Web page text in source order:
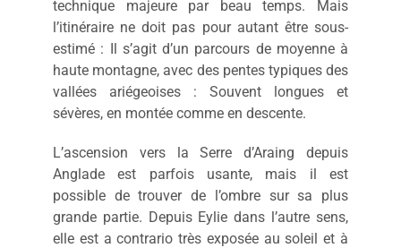
technique majeure par beau temps. Mais
l’itinéraire ne doit pas pour autant être sous-
estimé : Il s’agit d’un parcours de moyenne à
haute montagne, avec des pentes typiques des
vallées ariégeoises : Souvent longues et
sévères, en montée comme en descente.
L’ascension vers la Serre d’Araing depuis
Anglade est parfois usante, mais il est
possible de trouver de l’ombre sur sa plus
grande partie. Depuis Eylie dans l’autre sens,
elle est a contrario très exposée au soleil et à